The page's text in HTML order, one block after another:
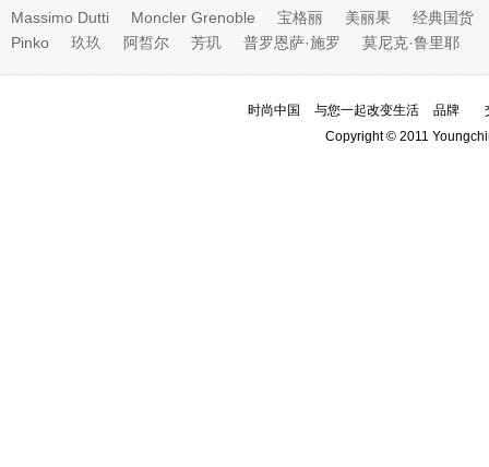
Massimo Dutti
Moncler Grenoble 宝格丽 美丽果
经典国货
Pinko
玖玖 阿皙尔 芳玑 普罗恩萨·施罗 莫尼克·鲁里耶
时尚中国 与您一起改变生活 品牌
Copyright © 2011